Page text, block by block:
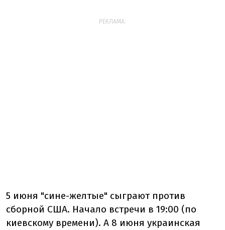
РЕКЛАМА:
5 июня "сине-желтые" сыграют против
сборной США. Начало встречи в 19:00 (по
киевскому времени). А 8 июня украинская